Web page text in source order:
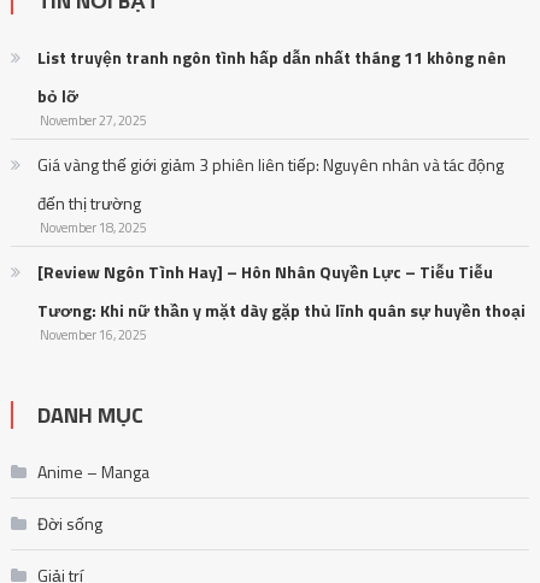
List truyện tranh ngôn tình hấp dẫn nhất tháng 11 không nên
bỏ lỡ
November 27, 2025
Giá vàng thế giới giảm 3 phiên liên tiếp: Nguyên nhân và tác động
đến thị trường
November 18, 2025
[Review Ngôn Tình Hay] – Hôn Nhân Quyền Lực – Tiễu Tiễu
Tương: Khi nữ thần y mặt dày gặp thủ lĩnh quân sự huyền thoại
November 16, 2025
DANH MỤC
Anime – Manga
Đời sống
Giải trí